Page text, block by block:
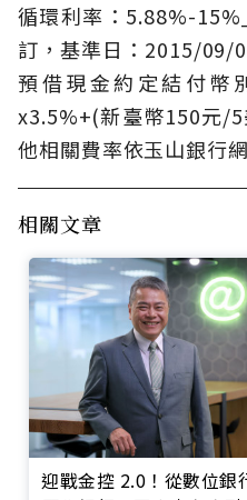
循環利率：5.88%-
訂，基準日：2015/09/
預借現金約定結付幣
x3.5%+(新臺幣150元/
他相關費率依玉山銀行
相關文章
迎戰金控 2.0！從數位銀